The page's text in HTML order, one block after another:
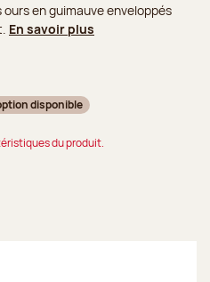
en guimauve enveloppés
En savoir plus
disponible
du produit.